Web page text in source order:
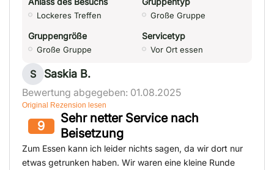
Lockeres Treffen Große Gruppe
Gruppengröße
Große Gruppe
Servicetyp
Vor Ort essen
S Saskia B.
Bewertung abgegeben: 01.08.2025
Original Rezension lesen
9
Sehr netter Service nach
Beisetzung
Zum Essen kann ich leider nichts sagen, da wir dort nur
etwas getrunken haben. Wir waren eine kleine Runde